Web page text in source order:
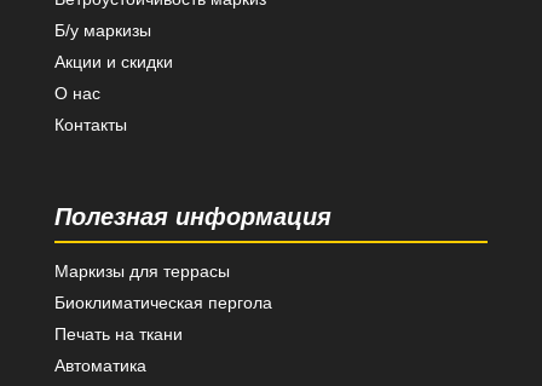
Б/у маркизы
Акции и скидки
О нас
Контакты
Полезная информация
Маркизы для террасы
Биоклиматическая пергола
Печать на ткани
Автоматика